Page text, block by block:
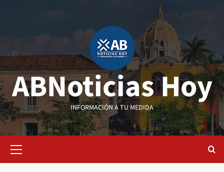
ABNoticias Hoy
INFORMACIÓN A TU MEDIDA
primario